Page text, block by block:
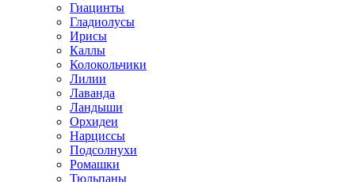
Гиацинты
Гладиолусы
Ирисы
Каллы
Колокольчики
Лилии
Лаванда
Ландыши
Орхидеи
Нарциссы
Подсолнухи
Ромашки
Тюльпаны